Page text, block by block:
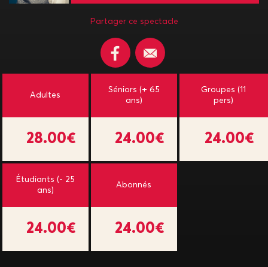
Partager ce spectacle
Adultes
28.00€
Séniors (+ 65
ans)
24.00€
Groupes (11
pers)
24.00€
Étudiants (- 25
ans)
24.00€
Abonnés
24.00€